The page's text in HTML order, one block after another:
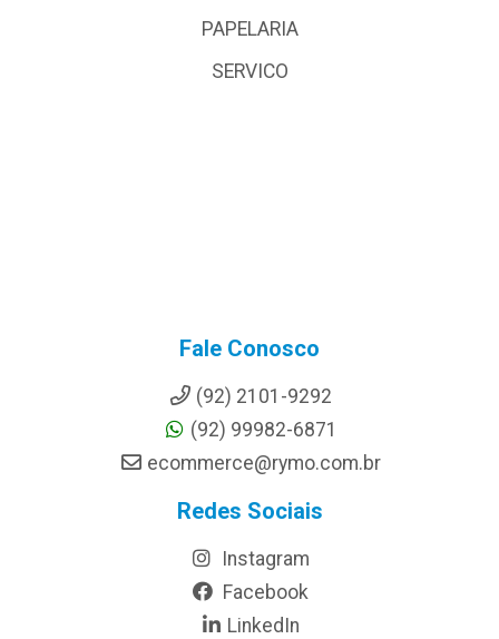
PAPELARIA
SERVICO
Fale Conosco
(92) 2101-9292
(92) 99982-6871
ecommerce@rymo.com.br
Redes Sociais
Instagram
Facebook
LinkedIn